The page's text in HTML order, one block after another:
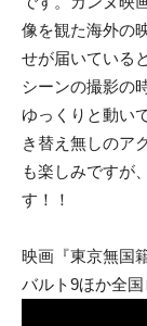
像を観た海外の
せが届いている
シーンの撮影の
ゆっくりと動い
き替え無しのア
も楽しみですが
す！！
映画『東京無国
バルト9ほか全